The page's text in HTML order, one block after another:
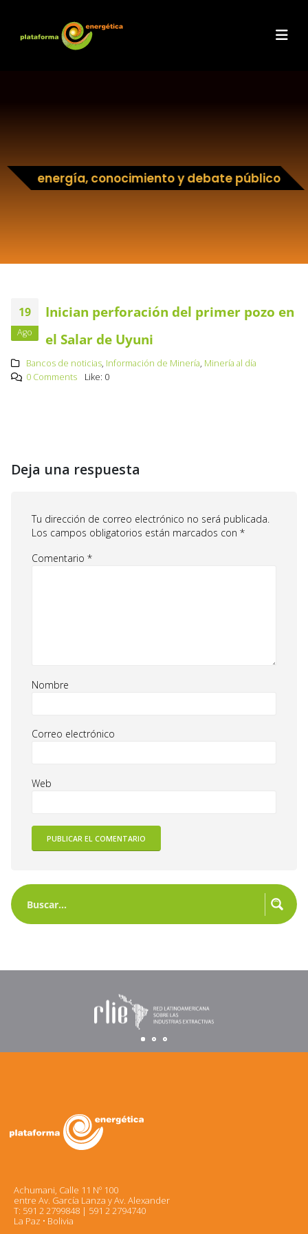
energía, conocimiento y debate público
19
Ago
Inician perforación del primer pozo en
el Salar de Uyuni
Bancos de noticias, Información de Minería, Minería al día
0 Comments
Like: 0
Deja una respuesta
Tu dirección de correo electrónico no será publicada.
Los campos obligatorios están marcados con *
Comentario *
Nombre
Correo electrónico
Web
Achumani, Calle 11 Nº 100
entre Av. García Lanza y Av. Alexander
T: 591 2 2799848 | 591 2 2794740
La Paz • Bolivia